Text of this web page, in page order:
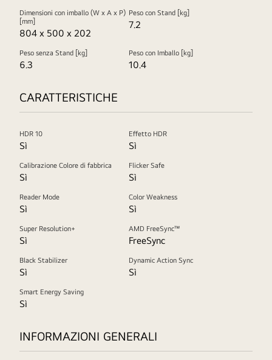
Dimensioni con imballo (W x A x P)
[mm]
804 x 500 x 202
Peso con Stand [kg]
7.2
Peso senza Stand [kg]
6.3
Peso con Imballo [kg]
10.4
CARATTERISTICHE
HDR 10
Sì
Effetto HDR
Sì
Calibrazione Colore di fabbrica
Sì
Flicker Safe
Sì
Reader Mode
Sì
Color Weakness
Sì
Super Resolution+
Sì
AMD FreeSync™
FreeSync
Black Stabilizer
Sì
Dynamic Action Sync
Sì
Smart Energy Saving
Sì
INFORMAZIONI GENERALI